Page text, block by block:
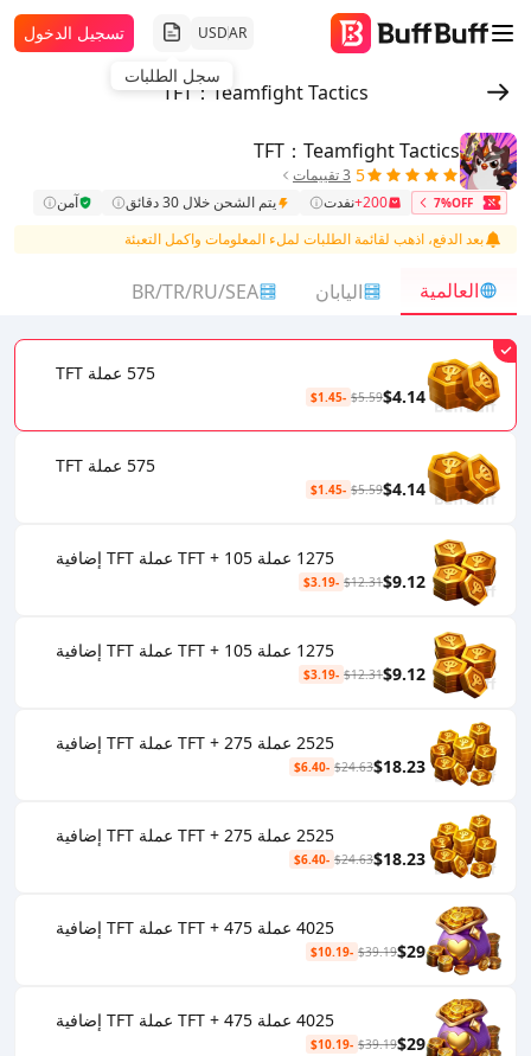
AR
USD
سجل الطلبات
تسجيل الدخول
TFT：Teamfight Tactics
TFT：Teamfight Tactics
5 3 تقييمات
7%OFF
200+ نفدت يتم الشحن خلال 30 دقائق
آمن
بعد الدفع، اذهب لقائمة الطلبات لملء المعلومات واكمل التعبئة
العالمية اليابان BR/TR/RU/SEA
575 عملة TFT
$4.14
$5.59
-$1.45
575 عملة TFT
$4.14
$5.59
-$1.45
1275 عملة TFT + 105 عملة TFT إضافية
$9.12
$12.31
-$3.19
1275 عملة TFT + 105 عملة TFT إضافية
$9.12
$12.31
-$3.19
2525 عملة TFT + 275 عملة TFT إضافية
$18.23
$24.63
-$6.40
2525 عملة TFT + 275 عملة TFT إضافية
$18.23
$24.63
-$6.40
4025 عملة TFT + 475 عملة TFT إضافية
$29
$39.19
-$10.19
4025 عملة TFT + 475 عملة TFT إضافية
$29
$39.19
-$10.19